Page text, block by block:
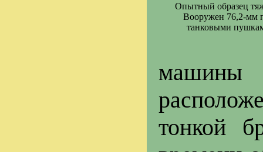
Опытный образец
Вооружен 76,2-мм
танковыми
машины
тонкой